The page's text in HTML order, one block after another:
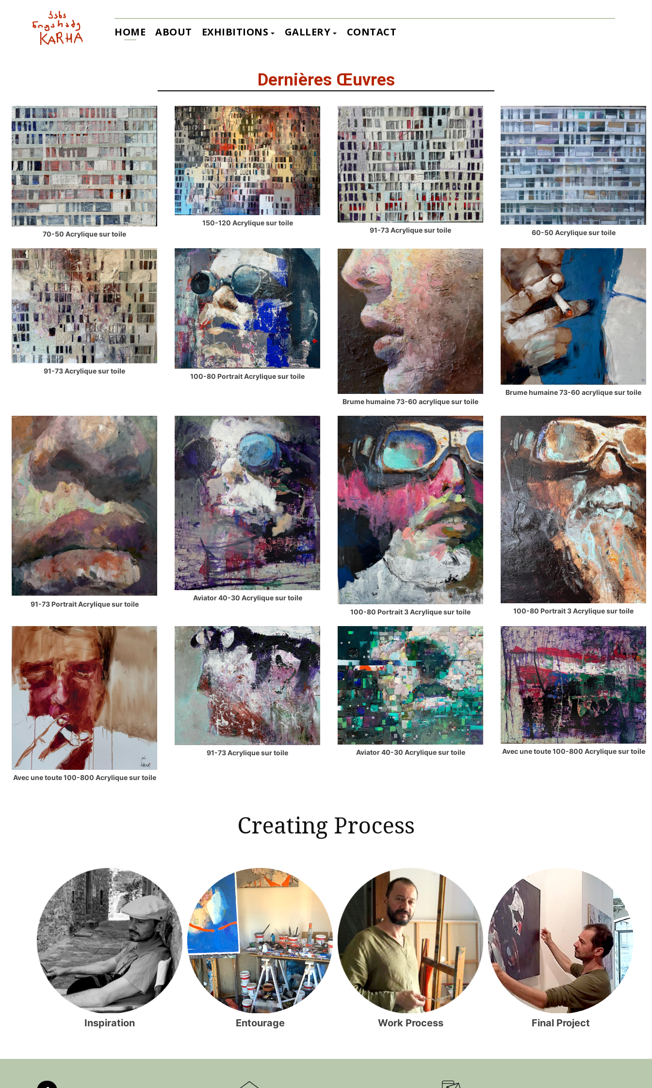
HOME ABOUT EXHIBITIONS GALLERY CONTACT
Dernières Œuvres
70-50 Acrylique sur toile
150-120 Acrylique sur toile
91-73 Acrylique sur toile
60-50 Acrylique sur toile
91-73 Acrylique sur toile
100-80 Portrait Acrylique sur toile
Brume humaine 73-60 acrylique sur toile
Brume humaine 73-60 acrylique sur toile
91-73 Portrait Acrylique sur toile
Aviator 40-30 Acrylique sur toile
100-80 Portrait 3 Acrylique sur toile
100-80 Portrait 3 Acrylique sur toile
Avec une toute 100-800 Acrylique sur toile
91-73 Acrylique sur toile Aviator 40-30 Acrylique sur toile Avec une toute 100-800 Acrylique sur toile
Creating Process
Inspiration Entourage Work Process Final Project